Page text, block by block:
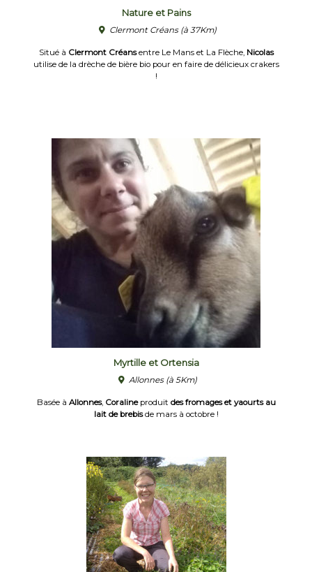
Nature et Pains
Clermont Créans(à 37Km)
Situé à Clermont Créansentre Le Mans et La Flèche, Nicolas
utilise de la drèche de bière bio pour en faire de délicieux crakers
!
Myrtille et Ortensia
Allonnes(à 5Km)
Basée à Allonnes, Coralineproduit des fromages et yaourts au
lait de brebisde mars à octobre !